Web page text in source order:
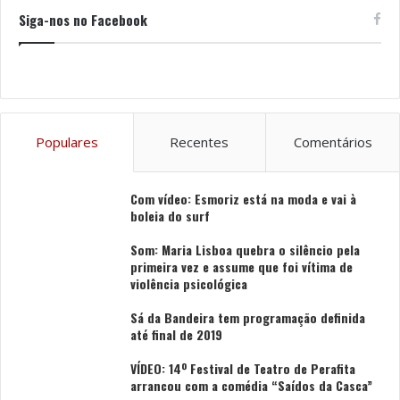
Escola Básica de Alvarães, Isilda Ferreira, que defendeu
A nova biblioteca da Escola Básica de Igreja – Alvarães
Reis Ribeiro, nascido a 25 de outubro de 1934,
personalidade notável da igreja que serviu a
comunidade vianense nas mais diversas áreas. À data
da sua morte, era assistente da União Noelista
Portuguesa, colaborador do Semanário Notícias de
Viana, assistente da Cáritas Diocesana, assistente da
Juventude Agrária Rural Católica (JARC) e membro do
Colégio de Consultores de .
Foi ordenado a 13 de julho de 1958, no Seminário
Conciliar por D. António Bento Martins Júnior. Intelectual
Siga-nos no Facebook
Populares Recentes Comentários
Com vídeo: Esmoriz está na moda e vai à
boleia do surf
Som: Maria Lisboa quebra o silêncio pela
primeira vez e assume que foi vítima de
violência psicológica
Sá da Bandeira tem programação definida
até final de 2019
VÍDEO: 14º Festival de Teatro de Perafita
arrancou com a comédia “Saídos da Casca”